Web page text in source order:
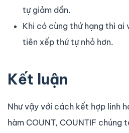
tự giảm dần.
Khi có cùng thứ hạng thì ai
tiên xếp thứ tự nhỏ hơn.
Kết luận
Như vậy với cách kết hợp linh
hàm COUNT, COUNTIF